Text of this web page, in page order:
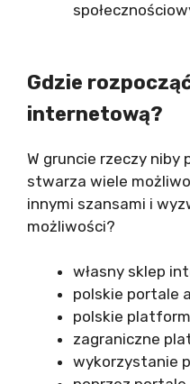
Gdzie
internetową?
W gruncie rzeczy niby
stwarza wiele
innymi szansami i
możliwości?
własny sklep
polskie portale
polskie
zagraniczne
wykorzystanie